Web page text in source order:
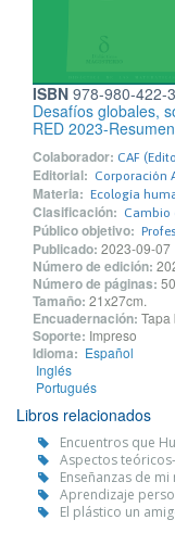
ISBN 978-980-422-
Desafíos globales,
RED 2023-
Colaborador: CAF
Editorial: Corporación
Materia: Ecología
Clasificación: Cambio
Público objetivo:
Publicado: 2023-09-07
Número de edición:
Número de páginas: 50
Tamaño: 21x27cm.
Encuadernación: Tapa
Soporte: Impreso
Idioma: Español
Inglés
Portugués
Libros relacionados
Encuentros que
Aspectos
Enseñanzas de
Aprendizaje
El plástico un